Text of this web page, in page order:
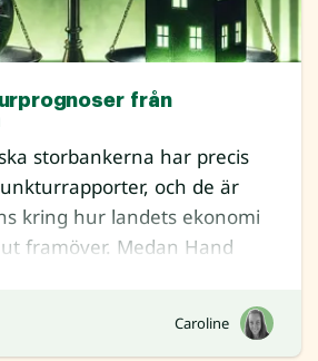
från
storbankerna har precis
och de är
kring hur landets ekonomi
framöver. Medan Hand
Caroline